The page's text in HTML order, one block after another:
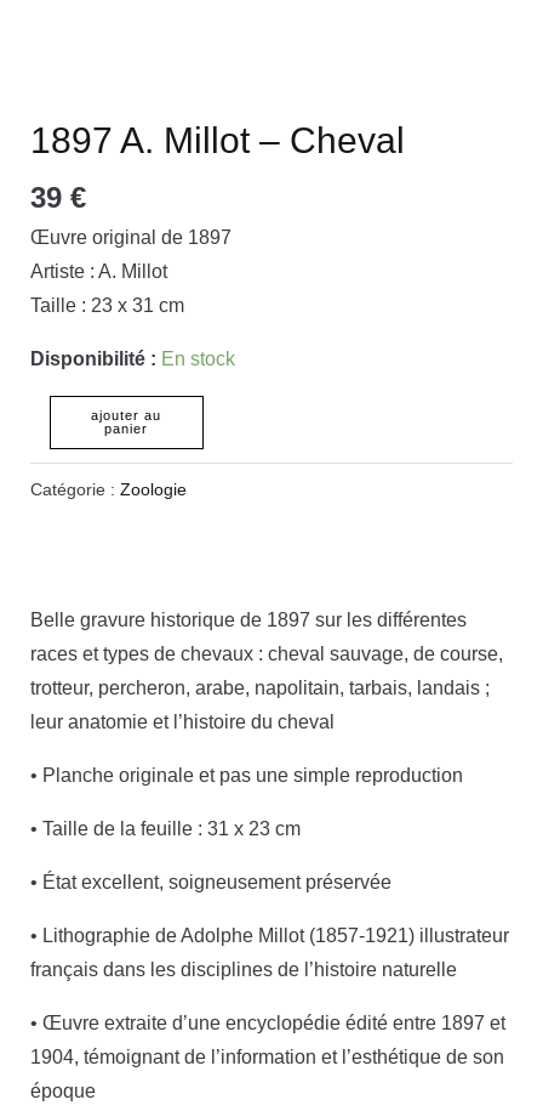
1897 A. Millot – Cheval
39 €
Œuvre original de 1897
Artiste : A. Millot
Taille : 23 x 31 cm
Disponibilité : En stock
ajouter au
panier
Catégorie : Zoologie
Belle gravure historique de 1897 sur les différentes
races et types de chevaux : cheval sauvage, de course,
trotteur, percheron, arabe, napolitain, tarbais, landais ;
leur anatomie et l’histoire du cheval
• Planche originale et pas une simple reproduction
• Taille de la feuille : 31 x 23 cm
• État excellent, soigneusement préservée
• Lithographie de Adolphe Millot (1857-1921) illustrateur
français dans les disciplines de l’histoire naturelle
• Œuvre extraite d’une encyclopédie édité entre 1897 et
1904, témoignant de l’information et l’esthétique de son
époque